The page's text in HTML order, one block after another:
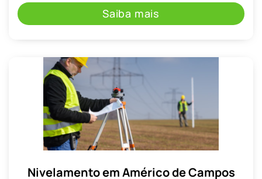
Saiba mais
Nivelamento em Américo de Campos